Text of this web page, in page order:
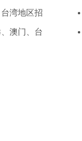
湾地区招
澳门、台